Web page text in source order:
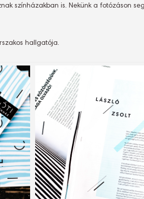
színházakban is. Nekünk a fotózáson
hallgatója.